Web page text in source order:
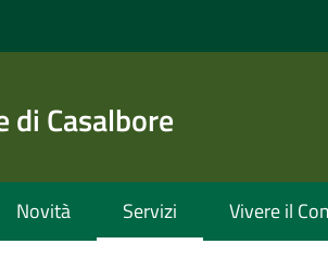
di Casalbore
Novità Servizi Vivere il